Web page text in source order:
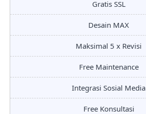
Gratis SSL
Desain MAX
Maksimal 5 x Revisi
Free Maintenance
Integrasi Sosial Media
Free Konsultasi